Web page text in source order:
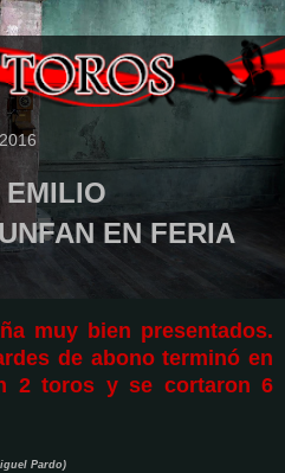
EMILIO
EN FERIA
muy bien presentados.
de abono terminó en
2 toros y se cortaron 6
Pardo)